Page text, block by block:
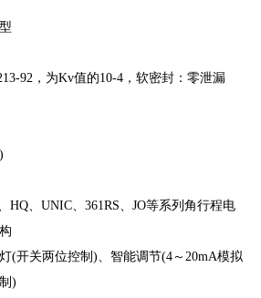
92，为Kv值的10-4，软密封：零泄漏
HQ、UNIC、361RS、JO等系列角行程电
(开关两位控制)、智能调节(4～20mA模拟
)